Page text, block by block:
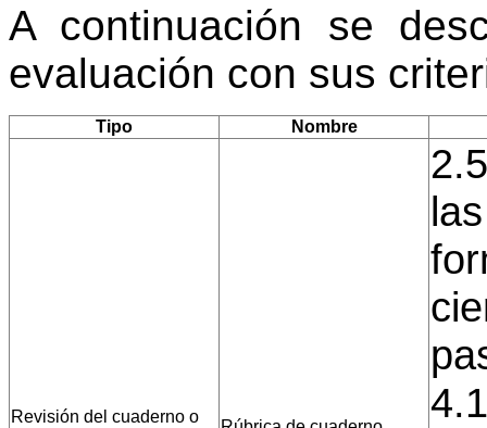
A continuación se
evaluación con sus
Tipo Nombre
Revisión del cuaderno o